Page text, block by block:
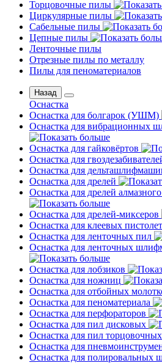
Торцовочные пилы
Циркулярные пилы
Сабельные пилы
Цепные пилы
Ленточные пилы
Отрезные пилы по металлу
Пилы для пеноматериалов
Назад
Оснастка
Оснастка для болгарок (УШМ)
Оснастка для вибрационных
Оснастка для гайковёртов
Оснастка для
Оснастка для
Оснастка для дрелей
Оснастка для дрелей
Оснастка для дрелей-миксеров
Оснастка для клеевых
Оснастка для ленточных пил
Оснастка для ленточных
Оснастка для лобзиков
Оснастка для ножниц
Оснастка для отбойных
Оснастка для пеноматериала
Оснастка для перфораторов
Оснастка для пил дисковых
Оснастка для пил торцовочных
Оснастка для
Оснастка для полировальных